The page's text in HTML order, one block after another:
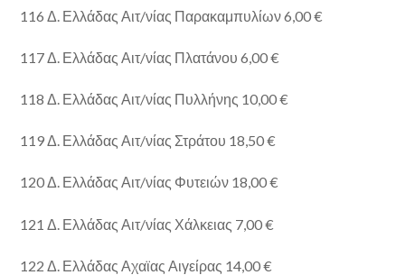
116 Δ. Ελλάδας Αιτ/νίας Παρακαμπυλίων 6,00 €
117 Δ. Ελλάδας Αιτ/νίας Πλατάνου 6,00 €
118 Δ. Ελλάδας Αιτ/νίας Πυλλήνης 10,00 €
119 Δ. Ελλάδας Αιτ/νίας Στράτου 18,50 €
120 Δ. Ελλάδας Αιτ/νίας Φυτειών 18,00 €
121 Δ. Ελλάδας Αιτ/νίας Χάλκειας 7,00 €
122 Δ. Ελλάδας Αχαϊας Αιγείρας 14,00 €